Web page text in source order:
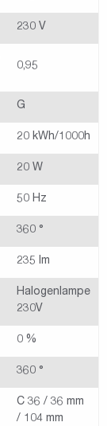
230 V
0,95
G
20 kWh/1000h
20 W
50 Hz
360 °
235 lm
Halogenlampe
230V
0 %
360 °
C 36 / 36 mm
/ 104 mm